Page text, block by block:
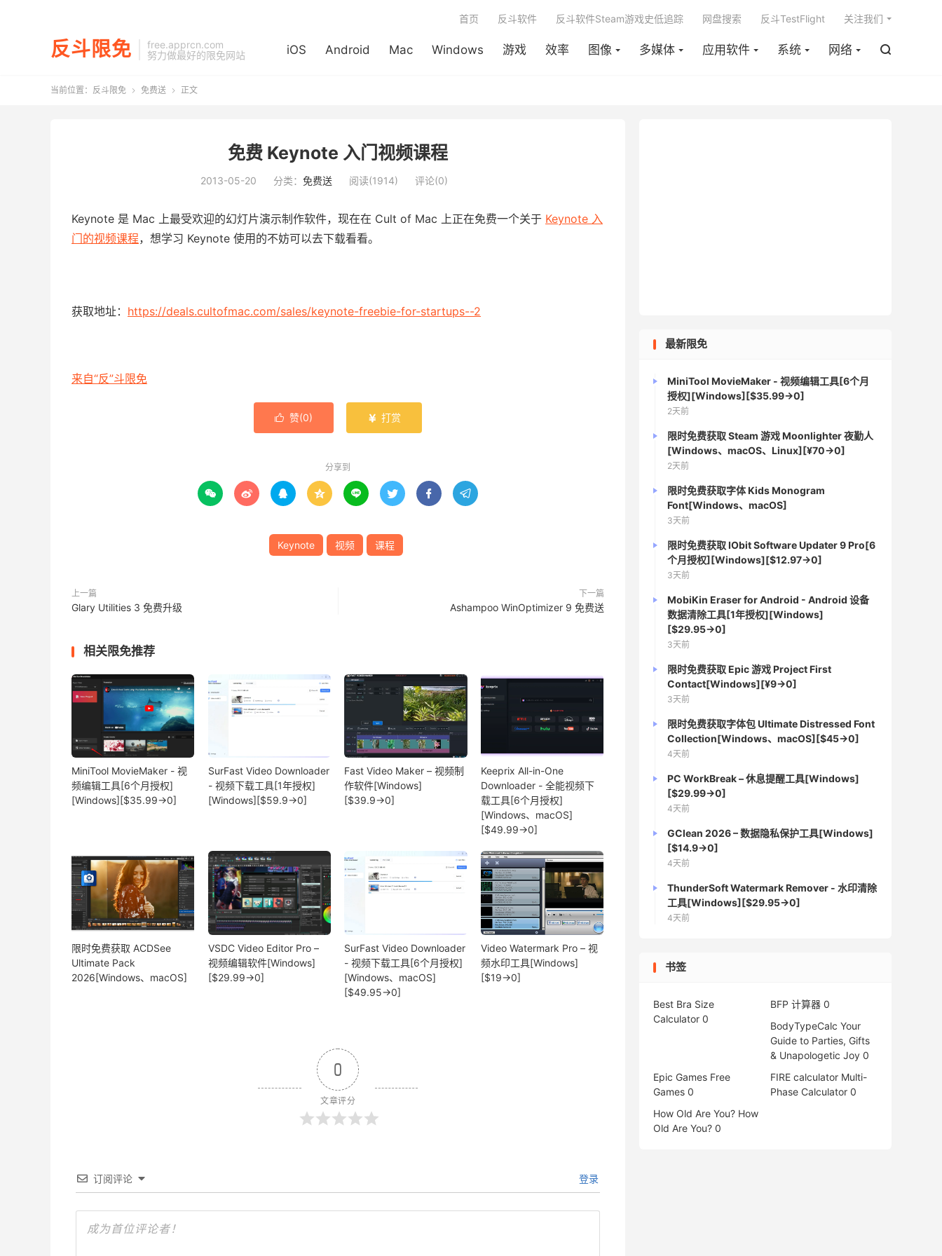
反斗限免
free.apprcn.com
努力做最好的限免网站
iOS Android Mac Windows 游戏 效率 图像 多媒体 应用软件 系统 网络 
首页 反斗软件 反斗软件Steam游戏史低追踪 网盘搜索 反斗TestFlight 关注我们
当前位置： 反斗限免  免费送  正文
免费 Keynote 入门视频课程
2013-05-20 分类： 免费送 阅读(1914) 评论(0)
Keynote 是 Mac 上最受欢迎的幻灯片演示制作软件，现在在 Cult of Mac 上正在免费一个关于 Keynote 入
门的视频课程，想学习 Keynote 使用的不妨可以去下载看看。
获取地址： https://deals.cultofmac.com/sales/keynote-freebie-for-startups--2
来自“反”斗限免
 赞(0)  打赏
分享到
       
Keynote 视频 课程
上一篇
Glary Utilities 3 免费升级
下一篇
Ashampoo WinOptimizer 9 免费送
相关限免推荐
MiniTool MovieMaker - 视
频编辑工具[6个月授权]
[Windows][$35.99→0]
SurFast Video Downloader
- 视频下载工具[1年授权]
[Windows][$59.9→0]
Fast Video Maker – 视频制
作软件[Windows]
[$39.9→0]
Keeprix All-in-One
Downloader - 全能视频下
载工具[6个月授权]
[Windows、macOS]
[$49.99→0]
限时免费获取 ACDSee
Ultimate Pack
2026[Windows、macOS]
VSDC Video Editor Pro –
视频编辑软件[Windows]
[$29.99→0]
SurFast Video Downloader
- 视频下载工具[6个月授权]
[Windows、macOS]
[$49.95→0]
Video Watermark Pro – 视
频水印工具[Windows]
[$19→0]
0
文章评分
订阅评论 登录
最新限免
MiniTool MovieMaker - 视频编辑工具[6个月
授权][Windows][$35.99→0]
2天前
限时免费获取 Steam 游戏 Moonlighter 夜勤人
[Windows、macOS、Linux][¥70→0]
2天前
限时免费获取字体 Kids Monogram
Font[Windows、macOS]
3天前
限时免费获取 IObit Software Updater 9 Pro[6
个月授权][Windows][$12.97→0]
3天前
MobiKin Eraser for Android - Android 设备
数据清除工具[1年授权][Windows]
[$29.95→0]
3天前
限时免费获取 Epic 游戏 Project First
Contact[Windows][¥9→0]
3天前
限时免费获取字体包 Ultimate Distressed Font
Collection[Windows、macOS][$45→0]
4天前
PC WorkBreak – 休息提醒工具[Windows]
[$29.99→0]
4天前
GClean 2026 – 数据隐私保护工具[Windows]
[$14.9→0]
4天前
ThunderSoft Watermark Remover - 水印清除
工具[Windows][$29.95→0]
4天前
书签
Best Bra Size
Calculator 0
BFP 计算器 0
BodyTypeCalc Your
Guide to Parties, Gifts
& Unapologetic Joy 0
Epic Games Free
Games 0
FIRE calculator Multi-
Phase Calculator 0
How Old Are You? How
Old Are You? 0